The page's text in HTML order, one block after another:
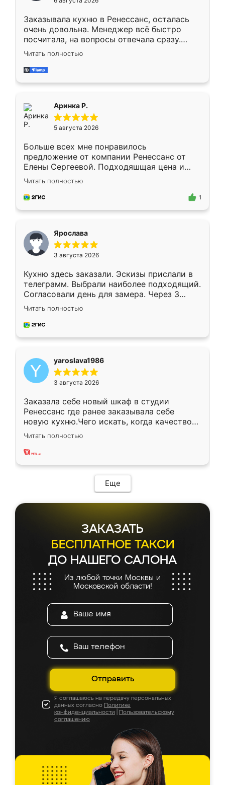
мебели буду заказывать только здесь.
Заказывала кухню в Ренессанс, осталась
очень довольна. Менеджер всё быстро
посчитала, на вопросы отвечала сразу.
Замерщик приехал в субботу, подошёл к
делу со всей ответственностью. Собрали
за день, ребята работали аккуратно, даже
Читать полностью
Аринка Р.
5 августа 2026
Больше всех мне понравилось
предложение от компании Ренессанс от
Елены Сергеевой. Подходяшщая цена и
короткие сроки изготовления. Приехавший
для замера сотрудник Владислав
предложил по моему эскизу самый
Читать полностью
1
Ярослава
3 августа 2026
Кухню здесь заказали. Эскизы прислали в
телеграмм. Выбрали наиболее подходящий.
Согласовали день для замера. Через 3
недели кухня была уже готова. Остались
довольны работой. Спасибо Ренессанс
мебель за качественную работу!
Читать полностью
yaroslava1986
3 августа 2026
Заказала себе новый шкаф в студии
Ренессанс где ранее заказывала себе
новую кухню.Чего искать, когда качеством
вполне довольна. Служит кухня уже почти
два года, нареканий нет.
Читать полностью
Еще
ЗАКАЗАТЬ
БЕСПЛАТНОЕ ТАКСИ
ДО НАШЕГО САЛОНА
Из любой точки Москвы и
Московской области!
Отправить
Я соглашаюсь на передачу персональных
данных согласно Политике
конфиденциальности
Пользовательскому
соглашению